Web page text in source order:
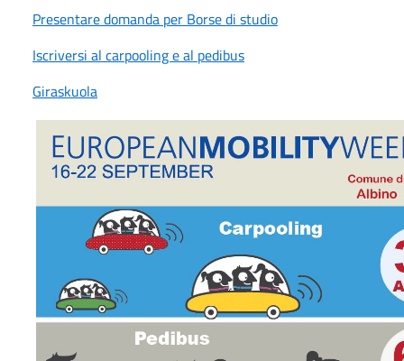
Presentare domanda per Borse di studio
Iscriversi al carpooling e al pedibus
Giraskuola